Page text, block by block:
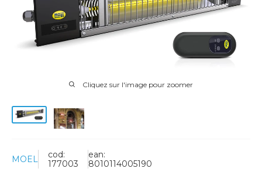
Cliquez sur l'image pour zoomer
MOEL
cod:
177003
ean:
8010114005190